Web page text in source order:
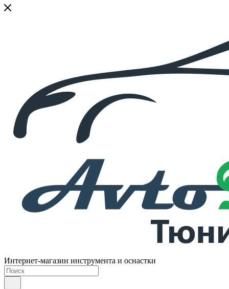
Интернет-магазин инструмента и оснастки